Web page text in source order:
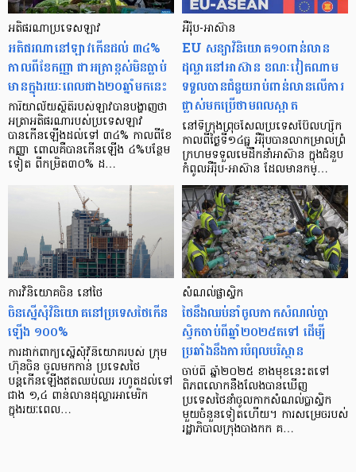
អតិផរណាប្រទេសឡាវ
អតិផរណានៅឡាវកើនដល់ ៣៤%
កាលពីខែកញ្ញា ជាអត្រាខ្ពស់មិនធ្លាប់
មានក្នុងរយៈពេលជាង២០ឆ្នាំមកនេះ
ការិយាល័យស្ថិតិរបស់ឡាវបានបង្ហាញថា
អត្រាអតិផរណារបស់ប្រទេសឡាវ
បានកើនឡើងដល់ទៅ ៣៤% កាលពីខែ
កញ្ញា ពោលគឺបានកើនឡើង ៤%បន្ថែម
ទៀត ពីកម្រិត៣០% ដ…
អឺរ៉ុប-អាស៊ាន
EU សន្យាវិនិយោគ១០ពាន់លាន
ដុល្លារនៅអាស៊ាន ខណៈវៀតណាម
ទទួលបានជំនួយរាប់ពាន់លានលើការ
ផ្លាស់មកប្រើថាមពលស្អាត
នៅទីក្រុងព្រុចសែលប្រទេសប៊ែលហ្ស៊ិក
កាលពីថ្ងៃទី១៤ធ្នូ អឺរ៉ុបបានលាកម្រាលព្រំ
ក្រហមទទួលមេដឹកនាំអាស៊ាន ក្នុងជំនួប
កំពូលអឺរ៉ុប-អាស៊ាន ដែលមានកម្…
ការវិនិយោគចិន នៅថៃ
ចិនស្នើសុំវិនិយោគនៅប្រទេសថៃកើន
ឡើង ១០០%
ការដាក់ពាក្យស្នើសុំវិនិយោគរបស់ ក្រុម
ហ៊ុនចិន ចូលមកកាន់ ប្រទេសថៃ
បន្តកើនឡើងឥតឈប់ឈរ រហូតដល់ទៅ
ជាង ១,៤ ពាន់លានដុល្លារអាមេរិក
ក្នុងរយៈពេល…
សំណល់ផ្លាស្ទិក
ថៃនឹងឈប់នាំចូលកាកសំណល់ប្លា
ស្ទិកចាប់ពីឆ្នាំ២០២៥តទៅ ដើម្បី
ប្រឆាំងនឹងការបំពុលបរិស្ថាន
ចាប់ពី ឆ្នាំ២០២៥ ខាងមុខនេះតទៅ
ពិភពលោកនឹងលែងបានឃើញ
ប្រទេសថៃនាំចូលកាកសំណល់ប្លាស្ទិក
មួយចំនួនទៀតហើយ។ ការសម្រេចរបស់
រដ្ឋាភិបាលក្រុងបាងកក គ…